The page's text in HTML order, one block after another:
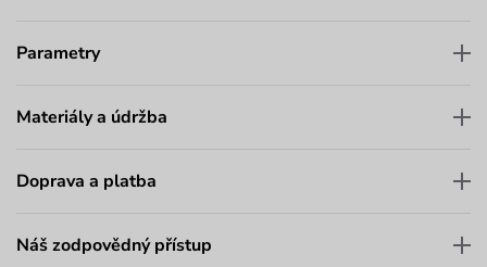
Parametry
Materiály a údržba
Doprava a platba
Náš zodpovědný přístup